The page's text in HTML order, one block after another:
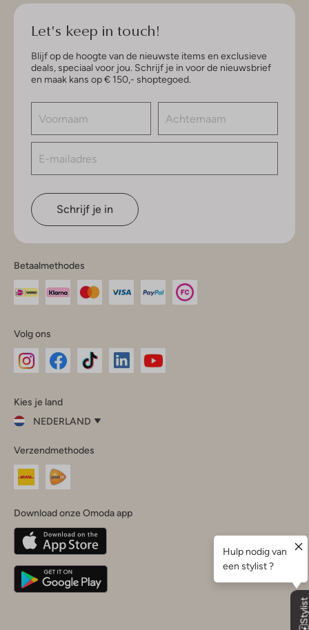
Let's keep in touch!
Blijf op de hoogte van de nieuwste items en exclusieve
deals, speciaal voor jou. Schrijf je in voor de nieuwsbrief
en maak kans op € 150,- shoptegoed.
Schrijf je in
Betaalmethodes
Volg ons
InstagramFacebook
Kies je land
NEDERLAND
je
land
Nederland
Belgique(Français)
Deutschland
Verzendmethodes
Download onze Omoda app